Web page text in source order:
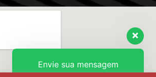
Envie sua mensagem